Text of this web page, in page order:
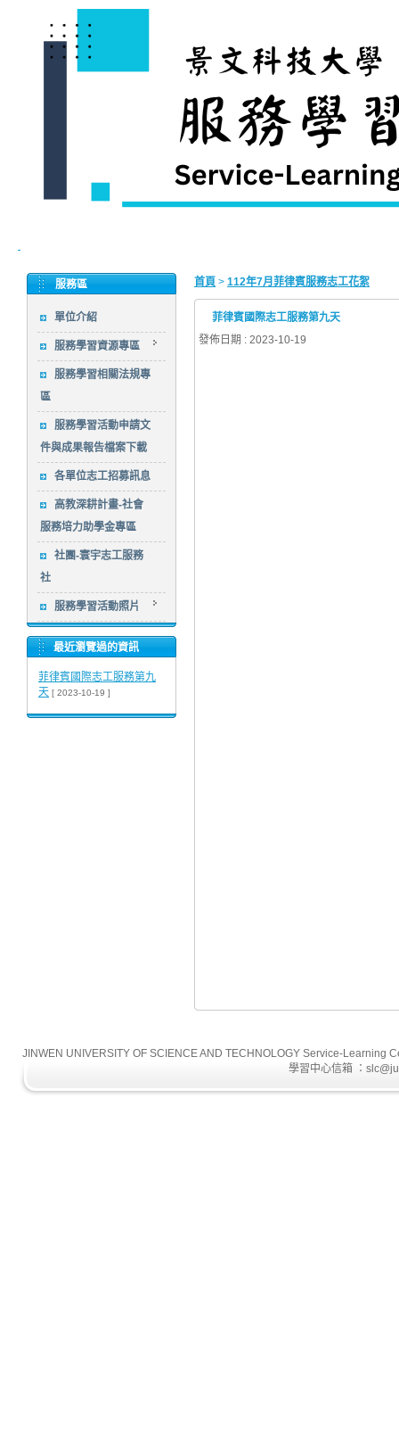
服務區
單位介紹
服務學習資源專區
服務學習相關法規專
區
服務學習活動申請文
件與成果報告檔案下載
各單位志工招募訊息
高教深耕計畫-社會
服務培力助學金專區
社團-寰宇志工服務
社
服務學習活動照片
最近瀏覽過的資訊
菲律賓國際志工服務第九
天 [ 2023-10-19 ]
首頁 > 112年7月菲律賓服務志工花絮
菲律賓國際志工服務第九天
發佈日期 : 2023-10-19
JINWEN UNIVERSITY OF SCIENCE AND TECHNOLOGY Service-
學習中心信箱 ：